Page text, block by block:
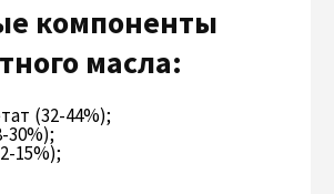
компоненты
масла:
(32-44%);
30%);
15%);